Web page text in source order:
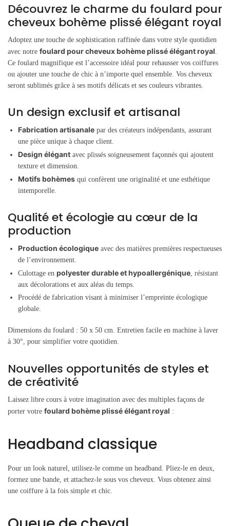
Découvrez le charme du foulard pour
cheveux bohème plissé élégant royal
Adoptez une touche de sophistication raffinée dans votre style quotidien
avec notre foulard pour cheveux bohème plissé élégant royal
Ce foulard magnifique est l’accessoire idéal pour rehausser vos coiffures
ou ajouter une touche de chic à n’importe quel ensemble. Vos cheveux
seront sublimés grâce à ses motifs délicats et ses couleurs vibrantes.
Un design exclusif et artisanal
Fabrication artisanale par des créateurs indépendants, assurant
une pièce unique à chaque client.
Design élégant avec plissés soigneusement façonnés qui ajoutent
texture et dimension.
Motifs bohèmes qui confèrent une originalité et une esthétique
intemporelle.
Qualité et écologie au cœur de la
production
Production écologique avec des matières premières respectueuses
de l’environnement.
Culottage en polyester durable et hypoallergénique, résistant
aux décolorations et aux aléas du temps.
Procédé de fabrication visant à minimiser l’empreinte écologique
globale.
Dimensions du foulard : 50 x 50 cm. Entretien facile en machine à laver
à 30°, pour simplifier votre quotidien.
Nouvelles opportunités de styles et
de créativité
Laissez libre cours à votre imagination avec des multiples façons de
porter votre foulard bohème plissé élégant royal :
Headband classique
Pour un look naturel, utilisez-le comme un headband. Pliez-le en deux,
formez une bande, et attachez-le sous vos cheveux. Vous obtenez ainsi
une coiffure à la fois simple et chic.